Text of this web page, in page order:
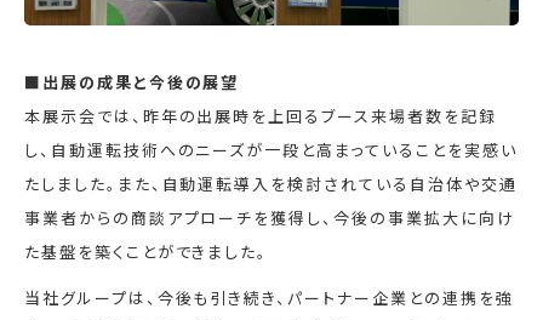
■出展の成果と今後の展望
本展示会では、昨年の出展時を上回るブース来場者数を記録
し、自動運転技術へのニーズが一段と高まっていることを実感い
たしました。また、自動運転導入を検討されている自治体や交通
事業者からの商談アプローチを獲得し、今後の事業拡大に向け
た基盤を築くことができました。
当社グループは、今後も引き続き、パートナー企業との連携を強